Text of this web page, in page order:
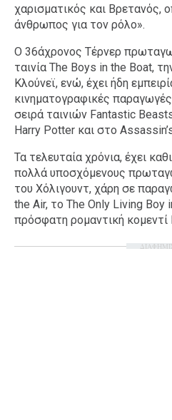
χαρισματικός και Βρετανός,
άνθρωπος για τον ρόλο».
Ο 36άχρονος Τέρνερ
ταινία The Boys in the Boat,
Κλούνεϊ, ενώ, έχει ήδη
κινηματογραφικές
σειρά ταινιών Fantastic
Harry Potter και στο
Τα τελευταία χρόνια, έχει
πολλά υποσχόμενους
του Χόλιγουντ, χάρη σε
the Air, το The Only Living Boy
πρόσφατη ρομαντική κομεντί